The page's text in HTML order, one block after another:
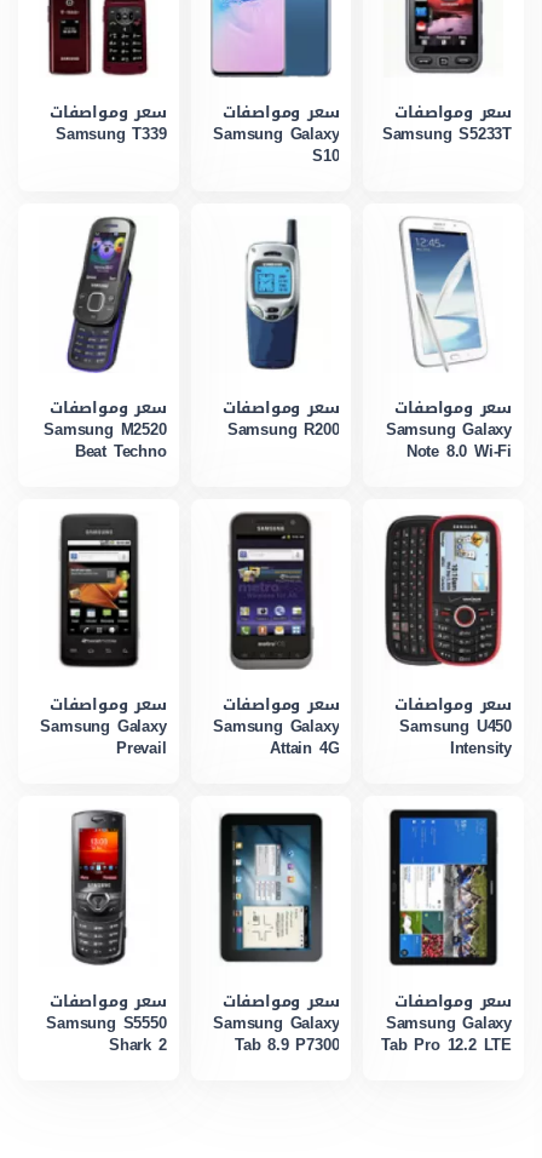
سعر ومواصفات
Samsung S5233T
سعر ومواصفات
Samsung Galaxy
S10
سعر ومواصفات
Samsung T339
سعر ومواصفات
Samsung Galaxy
Note 8.0 Wi-Fi
سعر ومواصفات
Samsung R200
سعر ومواصفات
Samsung M2520
Beat Techno
سعر ومواصفات
Samsung U450
Intensity
سعر ومواصفات
Samsung Galaxy
Attain 4G
سعر ومواصفات
Samsung Galaxy
Prevail
سعر ومواصفات
Samsung Galaxy
Tab Pro 12.2 LTE
سعر ومواصفات
Samsung Galaxy
Tab 8.9 P7300
سعر ومواصفات
Samsung S5550
Shark 2